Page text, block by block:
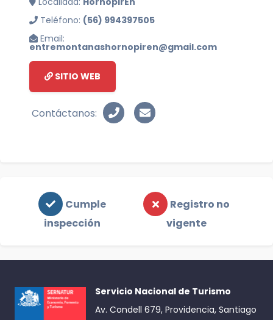
Teléfono: (56) 994397505
Email:
entremontanashornopiren@gmail.com
SITIO WEB
Contáctanos:
Cumple
inspección
Registro no
vigente
Servicio Nacional de Turismo
Av. Condell 679, Providencia, Santiago